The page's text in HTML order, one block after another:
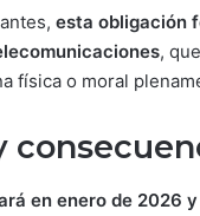
esta obligación
,
física o moral
en enero de 2026